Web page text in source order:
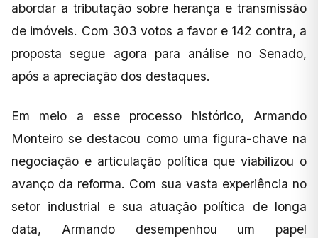
abordar a tributação sobre herança e transmissão
de imóveis. Com 303 votos a favor e 142 contra, a
proposta segue agora para análise no Senado,
após a apreciação dos destaques.
Em meio a esse processo histórico, Armando
Monteiro se destacou como uma figura-chave na
negociação e articulação política que viabilizou o
avanço da reforma. Com sua vasta experiência no
setor industrial e sua atuação política de longa
data, Armando desempenhou um papel